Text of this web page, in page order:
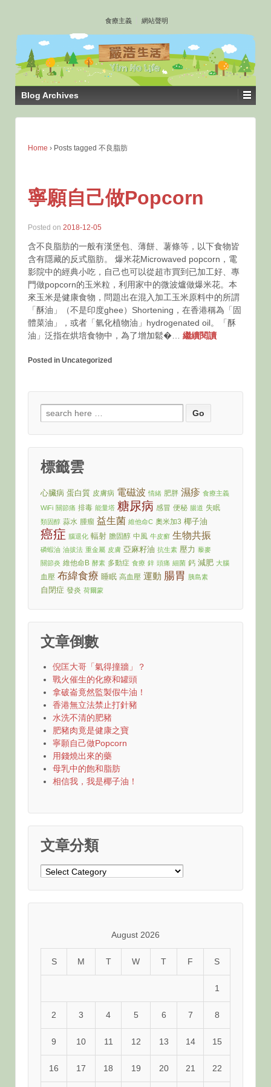
TO
MAIN
CONTENT
食療主義 網站聲明
Blog Archives
Home › Posts tagged 不良脂肪
寧願自己做Popcorn
Posted on 2018-12-05
含不良脂肪的一般有漢堡包、薄餅、薯條等，以下食物皆
含有隱藏的反式脂肪。 爆米花Microwaved popcorn，電
影院中的經典小吃，自己也可以從超市買到已加工好、專
門做popcorn的玉米粒，利用家中的微波爐做爆米花。本
來玉米是健康食物，問題出在混入加工玉米原料中的所謂
「酥油」（不是印度ghee）Shortening，在香港稱為「固
體菜油」，或者「氫化植物油」hydrogenated oil。「酥
油」泛指在烘培食物中，為了增加鬆�… 繼續閱讀
Posted in Uncategorized
Search
for:
標籤雲
心臟病 蛋白質 皮膚病 電磁波 情緒 肥胖 濕疹 食療主義
WiFi 關節痛 排毒 能量塔 糖尿病 感冒 便秘 腸道 失眠
類固醇 蒜水 腫瘤 益生菌 維他命C 奧米加3 椰子油
癌症 腦退化 輻射 膽固醇 中風 牛皮癬 生物共振
磷蝦油 油拔法 重金屬 皮膚 亞麻籽油 抗生素 壓力 藜麥
關節炎 維他命B 酵素 多動症 食療 鋅 頭痛 細菌 鈣 減肥 大腦
血壓 布緯食療 睡眠 高血壓 運動 腸胃 胰島素
自閉症 發炎 荷爾蒙
文章倒數
倪匡大哥「氣得撞牆」？
戰火催生的化療和罐頭
拿破崙竟然監製假牛油！
香港無立法禁止打針豬
水洗不清的肥豬
肥豬肉竟是健康之寶
寧願自己做Popcorn
用錢燒出來的藥
母乳中的飽和脂肪
相信我，我是椰子油！
文章分類
文
August 2026
S M T W T F S
1
2 3 4 5 6 7 8
9 10 11 12 13 14 15
16 17 18 19 20 21 22